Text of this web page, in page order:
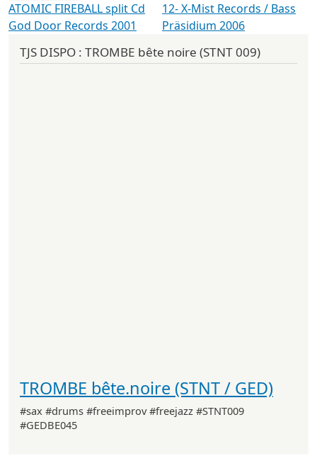
ATOMIC FIREBALL split Cd
God Door Records 2001
12- X-Mist Records / Bass
Präsidium 2006
TJS DISPO : TROMBE bête noire (STNT 009)
TROMBE bête.noire (STNT / GED)
#sax #drums #freeimprov #freejazz #STNT009
#GEDBE045